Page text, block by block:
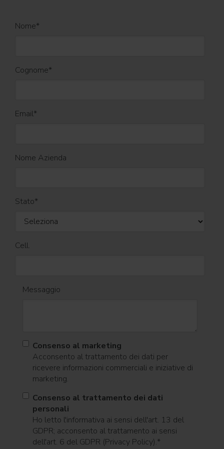
Nome*
Cognome*
Email*
Nome Azienda
Stato*
Cell.
Messaggio
Consenso al marketing
Acconsento al trattamento dei dati per
ricevere informazioni commerciali e iniziative di
marketing.
Consenso al trattamento dei dati
personali
Ho letto l'informativa ai sensi dell'art. 13 del
GDPR; acconsento al trattamento ai sensi
dell'art. 6 del GDPR (Privacy Policy).*